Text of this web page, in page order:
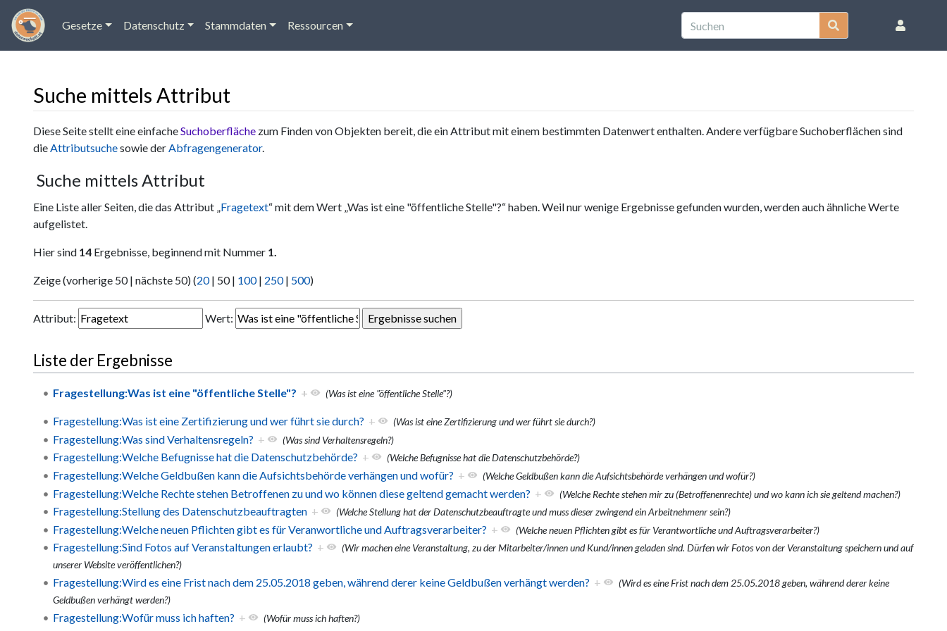
Gesetze Datenschutz Stammdaten Ressourcen
Suche mittels Attribut
Wechseln zu:Navigation,Suche
Diese Seite stellt eine einfacheSuchoberfläche zum Finden von Objekten bereit, die ein Attribut mit einem bestimmten Datenwert enthalten. Andere verfügbare Suchoberflächen sind
dieAttributsuchesowie derAbfragengenerator.
Suche mittels Attribut
Eine Liste aller Seiten, die das Attribut „Fragetext“ mit dem Wert „Was ist eine "öffentliche Stelle"?“ haben. Weil nur wenige Ergebnisse gefunden wurden, werden auch ähnliche Werte
aufgelistet.
Hier sind 14 Ergebnisse, beginnend mit Nummer 1.
Zeige (vorherige 50 | nächste 50) (20| 50| 100| 250| 500)
Attribut: Wert:
Liste der Ergebnisse
Fragestellung:Was ist eine "öffentliche Stelle"? + (Was ist eine "öffentliche Stelle"?)
Fragestellung:Was ist eine Zertifizierung und wer führt sie durch? + (Was ist eine Zertifizierung und wer führt sie durch?)
Fragestellung:Was sind Verhaltensregeln? + (Was sind Verhaltensregeln?)
Fragestellung:Welche Befugnisse hat die Datenschutzbehörde? + (Welche Befugnisse hat die Datenschutzbehörde?)
Fragestellung:Welche Geldbußen kann die Aufsichtsbehörde verhängen und wofür? + (Welche Geldbußen kann die Aufsichtsbehörde verhängen und wofür?)
Fragestellung:Welche Rechte stehen Betroffenen zu und wo können diese geltend gemacht werden? + (Welche Rechte stehen mir zu (Betroffenenrechte) und wo kann ich sie geltend machen?)
Fragestellung:Stellung des Datenschutzbeauftragten + (Welche Stellung hat der Datenschutzbeauftragte und muss dieser zwingend ein Arbeitnehmenr sein?)
Fragestellung:Welche neuen Pflichten gibt es für Veranwortliche und Auftragsverarbeiter? + (Welche neuen Pflichten gibt es für Verantwortliche und Auftragsverarbeiter?)
Fragestellung:Sind Fotos auf Veranstaltungen erlaubt? +
(Wir machen eine Veranstaltung, zu der Mitarbeiter/innen und Kund/innen geladen sind. Dürfen wir Fotos von der Veranstaltung speichern und auf
unserer Website veröffentlichen?)
Fragestellung:Wird es eine Frist nach dem 25.05.2018 geben, während derer keine Geldbußen verhängt werden? +
(Wird es eine Frist nach dem 25.05.2018 geben, während derer keine
Geldbußen verhängt werden?)
Fragestellung:Wofür muss ich haften? + (Wofür muss ich haften?)